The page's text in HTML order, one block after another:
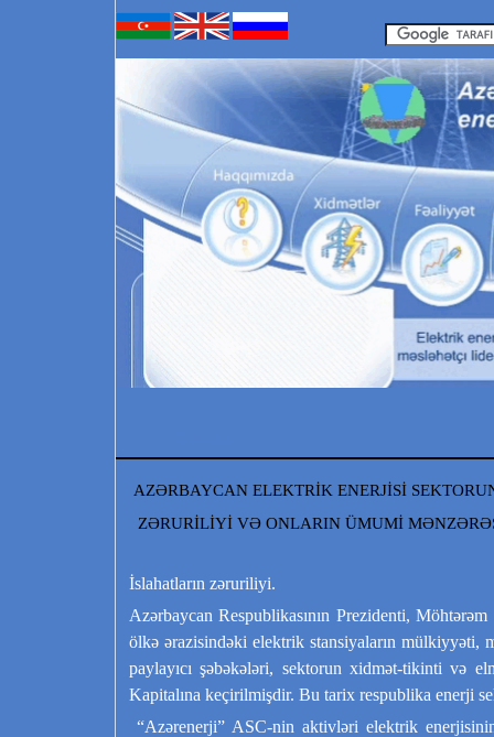
AZƏRBAYCAN ELEKTRİK ENERJİSİ
ZƏRURİLİYİ VƏ ONLARIN ÜMUMİ
İslahatların zəruriliyi.
Azərbaycan Respublikasının Prezidenti,
ölkə ərazisindəki elektrik stansiyaların mülkiyyəti,
paylayıcı şəbəkələri, sektorun xidmət-tikinti və
Kapitalına keçirilmişdir. Bu tarix respublika enerji
“Azərenerji” ASC-nin aktivləri elektrik